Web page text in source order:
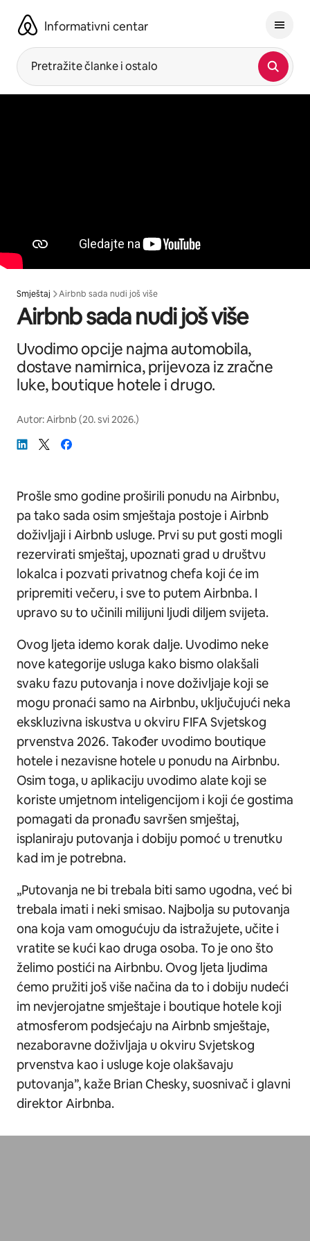
sadržaj
Informativni centar
Pretražite članke i ostalo
Smještaj Airbnb sada nudi još više
Airbnb sada nudi još više
Uvodimo opcije najma automobila,
dostave namirnica, prijevoza iz zračne
luke, boutique hotele i drugo.
Autor:Airbnb (20. svi 2026.)
Prošle smo godine proširili ponudu na Airbnbu,
pa tako sada osim smještaja postoje i Airbnb
doživljaji i Airbnb usluge. Prvi su put gosti mogli
rezervirati smještaj, upoznati grad u društvu
lokalca i pozvati privatnog chefa koji će im
pripremiti večeru, i sve to putem Airbnba. I
upravo su to učinili milijuni ljudi diljem svijeta.
Ovog ljeta idemo korak dalje. Uvodimo neke
nove kategorije usluga kako bismo olakšali
svaku fazu putovanja i nove doživljaje koji se
mogu pronaći samo na Airbnbu, uključujući neka
ekskluzivna iskustva u okviru FIFA Svjetskog
prvenstva 2026. Također uvodimo boutique
hotele i nezavisne hotele u ponudu na Airbnbu.
Osim toga, u aplikaciju uvodimo alate koji se
koriste umjetnom inteligencijom i koji će gostima
pomagati da pronađu savršen smještaj,
isplaniraju putovanja i dobiju pomoć u trenutku
kad im je potrebna.
„Putovanja ne bi trebala biti samo ugodna, već bi
trebala imati i neki smisao. Najbolja su putovanja
ona koja vam omogućuju da istražujete, učite i
vratite se kući kao druga osoba. To je ono što
želimo postići na Airbnbu. Ovog ljeta ljudima
ćemo pružiti još više načina da to i dobiju nudeći
im nevjerojatne smještaje i boutique hotele koji
atmosferom podsjećaju na Airbnb smještaje,
nezaboravne doživljaja u okviru Svjetskog
prvenstva kao i usluge koje olakšavaju
putovanja”, kaže Brian Chesky, suosnivač i glavni
direktor Airbnba.